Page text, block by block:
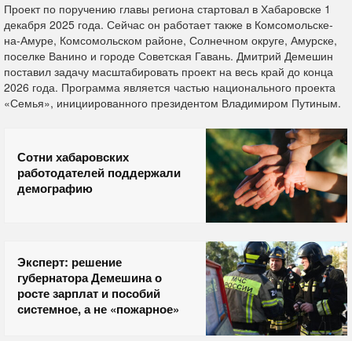
Проект по поручению главы региона стартовал в Хабаровске 1
декабря 2025 года. Сейчас он работает также в Комсомольске-
на-Амуре, Комсомольском районе, Солнечном округе, Амурске,
поселке Ванино и городе Советская Гавань. Дмитрий Демешин
поставил задачу масштабировать проект на весь край до конца
2026 года. Программа является частью национального проекта
«Семья», инициированного президентом Владимиром Путиным.
Сотни хабаровских
работодателей поддержали
демографию
Эксперт: решение
губернатора Демешина о
росте зарплат и пособий
системное, а не «пожарное»